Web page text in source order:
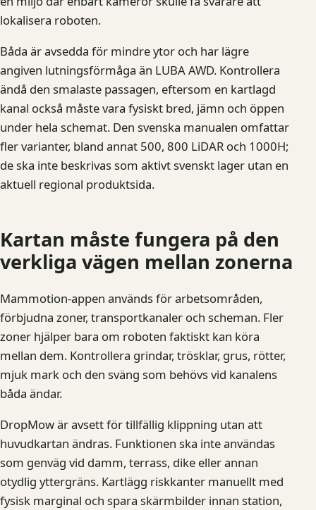
lokalisera roboten.
Båda är avsedda för mindre ytor och har lägre
angiven lutningsförmåga än LUBA AWD. Kontrollera
ändå den smalaste passagen, eftersom en kartlagd
kanal också måste vara fysiskt bred, jämn och öppen
under hela schemat. Den svenska manualen omfattar
fler varianter, bland annat 500, 800 LiDAR och 1000H;
de ska inte beskrivas som aktivt svenskt lager utan en
aktuell regional produktsida.
Kartan måste fungera på den
verkliga vägen mellan zonerna
Mammotion-appen används för arbetsområden,
förbjudna zoner, transportkanaler och scheman. Fler
zoner hjälper bara om roboten faktiskt kan köra
mellan dem. Kontrollera grindar, trösklar, grus, rötter,
mjuk mark och den sväng som behövs vid kanalens
båda ändar.
DropMow är avsett för tillfällig klippning utan att
huvudkartan ändras. Funktionen ska inte användas
som genväg vid damm, terrass, dike eller annan
otydlig yttergräns. Kartlägg riskkanter manuellt med
fysisk marginal och spara skärmbilder innan station,